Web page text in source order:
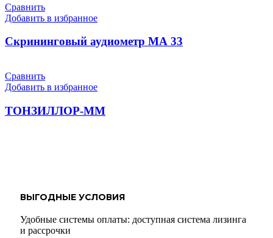
Сравнить
Добавить в избранное
Скрининговый аудиометр МА 33
Сравнить
Добавить в избранное
ТОНЗИЛЛОР-ММ
ВЫГОДНЫЕ УСЛОВИЯ
Удобные системы оплаты: доступная система лизинга
и рассрочки